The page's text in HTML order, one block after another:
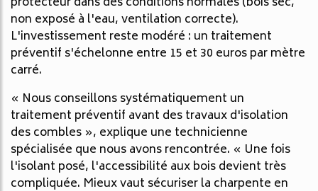
non exposé à l'eau, ventilation correcte).
L'investissement reste modéré : un traitement
préventif s'échelonne entre 15 et 30 euros par mètre
carré.
« Nous conseillons systématiquement un
traitement préventif avant des travaux d'isolation
des combles », explique une technicienne
spécialisée que nous avons rencontrée. « Une fois
l'isolant posé, l'accessibilité aux bois devient très
compliquée. Mieux vaut sécuriser la charpente en